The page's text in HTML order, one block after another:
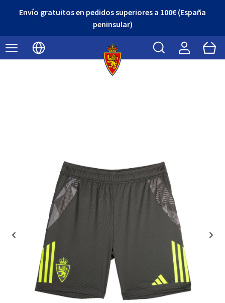
Envío gratuitos en pedidos superiores a 100€ (España
peninsular)
Seleccionar idioma
Buscar Cart